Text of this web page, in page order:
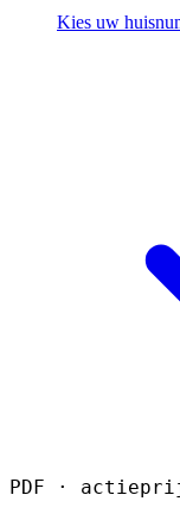
Kies uw
PDF ·